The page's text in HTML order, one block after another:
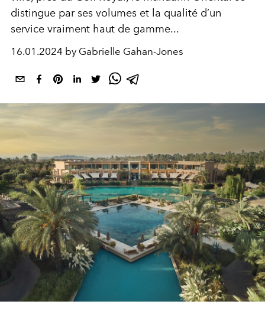
distingue par ses volumes et la qualité d’un
service vraiment haut de gamme...
16.01.2024 by Gabrielle Gahan-Jones